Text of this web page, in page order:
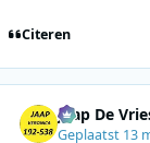
Citeren
Jaap De
Geplaatst 13